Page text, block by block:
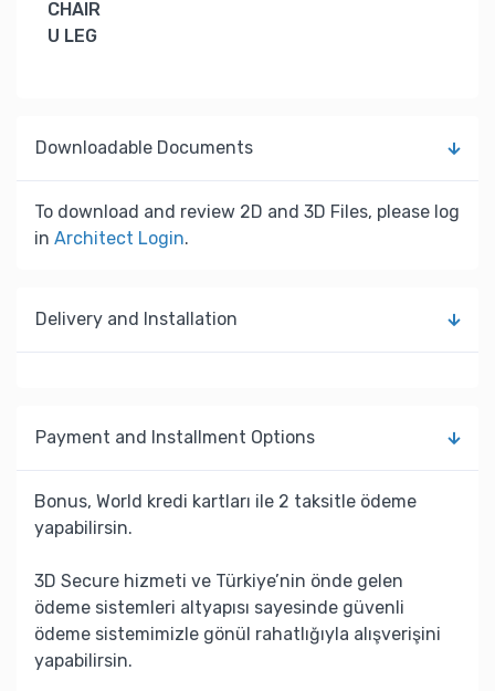
CHAIR
U LEG
Downloadable Documents
To download and review 2D and 3D Files, please log
in Architect Login.
Delivery and Installation
Payment and Installment Options
Bonus, World kredi kartları ile 2 taksitle ödeme
yapabilirsin.
3D Secure hizmeti ve Türkiye’nin önde gelen
ödeme sistemleri altyapısı sayesinde güvenli
ödeme sistemimizle gönül rahatlığıyla alışverişini
yapabilirsin.